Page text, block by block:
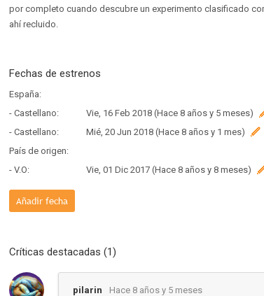
por completo cuando descubre un experimento clasificado
ahí recluido.
Fechas de estrenos
España:
- Castellano:
Vie, 16 Feb 2018 (Hace 8 años y 5 meses)
- Castellano:
Mié, 20 Jun 2018 (Hace 8 años y 1 mes)
País de origen:
- V.O:
Vie, 01 Dic 2017 (Hace 8 años y 8 meses)
Añadir fecha
Críticas destacadas (1)
pilarin Hace 8 años y 5 meses